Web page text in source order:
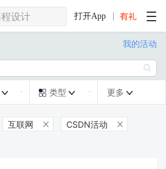
打开App
我的活动

  类型  更多 
互联网  CSDN活动 